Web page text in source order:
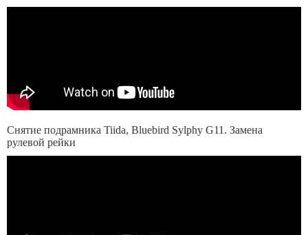
Снятие подрамника Tiida, Bluebird Sylphy G11. Замена
рулевой рейки